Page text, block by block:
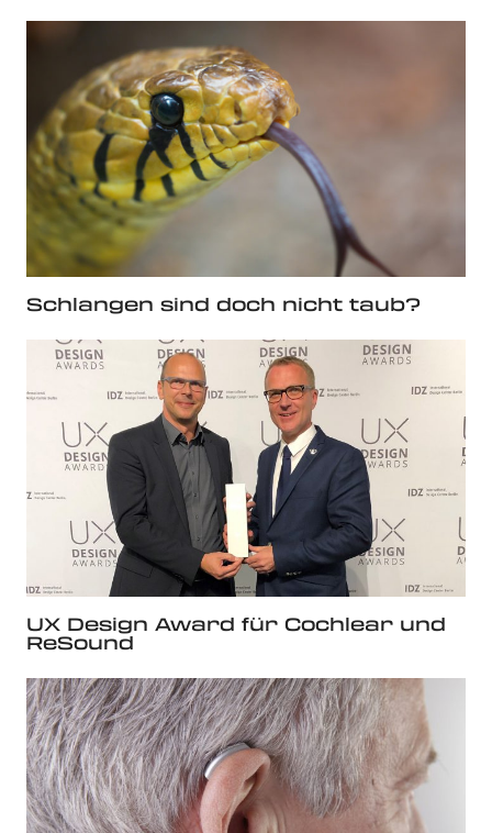
Schlangen sind doch nicht taub?
UX Design Award für Cochlear und
ReSound